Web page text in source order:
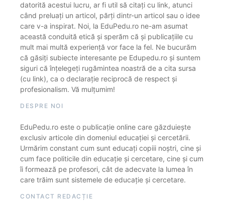
datorită acestui lucru, ar fi util să citați cu link, atunci
când preluați un articol, părți dintr-un articol sau o idee
care v-a inspirat. Noi, la EduPedu.ro ne-am asumat
această conduită etică și sperăm că și publicațiile cu
mult mai multă experiență vor face la fel. Ne bucurăm
că găsiți subiecte interesante pe Edupedu.ro și suntem
siguri că înțelegeți rugămintea noastră de a cita sursa
(cu link), ca o declarație reciprocă de respect și
profesionalism. Vă mulțumim!
DESPRE NOI
EduPedu.ro este o publicație online care găzduiește
exclusiv articole din domeniul educației și cercetării.
Urmărim constant cum sunt educați copiii noștri, cine și
cum face politicile din educație și cercetare, cine și cum
îi formează pe profesori, cât de adecvate la lumea în
care trăim sunt sistemele de educație și cercetare.
CONTACT REDACȚIE